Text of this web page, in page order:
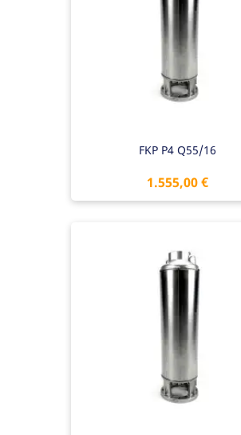
FKP P4 Q55/16
Preis
1.555,00 €